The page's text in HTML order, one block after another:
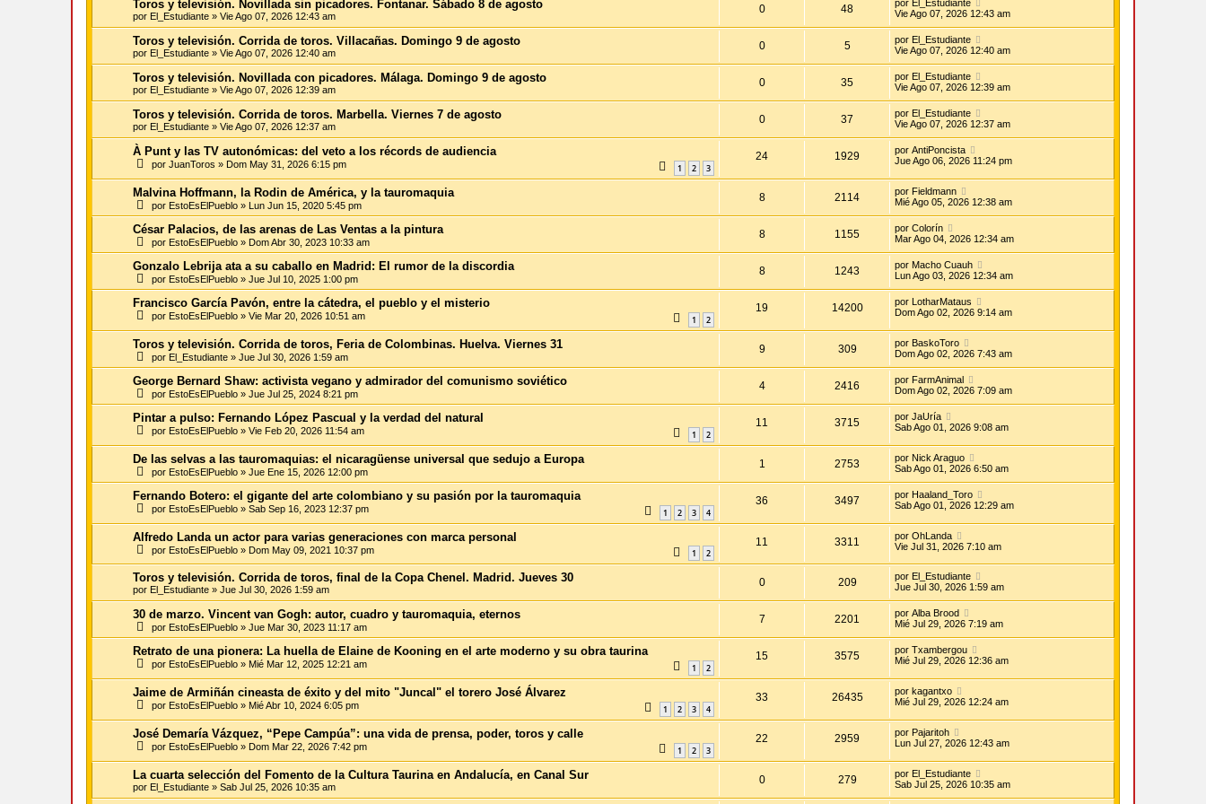
Toros y televisión. Novillada sin picadores. Fontanar. Sábado 8 de agosto
por El_Estudiante » Vie Ago 07, 2026 12:43 am
0 48 por El_Estudiante
Vie Ago 07, 2026 12:43 am
Toros y televisión. Corrida de toros. Villacañas. Domingo 9 de agosto
por El_Estudiante » Vie Ago 07, 2026 12:40 am
0 5 por El_Estudiante
Vie Ago 07, 2026 12:40 am
Toros y televisión. Novillada con picadores. Málaga. Domingo 9 de agosto
por El_Estudiante » Vie Ago 07, 2026 12:39 am
0 35 por El_Estudiante
Vie Ago 07, 2026 12:39 am
Toros y televisión. Corrida de toros. Marbella. Viernes 7 de agosto
por El_Estudiante » Vie Ago 07, 2026 12:37 am
0 37 por El_Estudiante
Vie Ago 07, 2026 12:37 am
À Punt y las TV autonómicas: del veto a los récords de audiencia
por JuanToros » Dom May 31, 2026 6:15 pm 1 2 3
24 1929 por AntiPoncista
Jue Ago 06, 2026 11:24 pm
Malvina Hoffmann, la Rodin de América, y la tauromaquia
por EstoEsElPueblo » Lun Jun 15, 2020 5:45 pm
8 2114 por Fieldmann
Mié Ago 05, 2026 12:38 am
César Palacios, de las arenas de Las Ventas a la pintura
por EstoEsElPueblo » Dom Abr 30, 2023 10:33 am
8 1155 por Colorín
Mar Ago 04, 2026 12:34 am
Gonzalo Lebrija ata a su caballo en Madrid: El rumor de la discordia
por EstoEsElPueblo » Jue Jul 10, 2025 1:00 pm
8 1243 por Macho Cuauh
Lun Ago 03, 2026 12:34 am
Francisco García Pavón, entre la cátedra, el pueblo y el misterio
por EstoEsElPueblo » Vie Mar 20, 2026 10:51 am 1 2
19 14200 por LotharMataus
Dom Ago 02, 2026 9:14 am
Toros y televisión. Corrida de toros, Feria de Colombinas. Huelva. Viernes 31
por El_Estudiante » Jue Jul 30, 2026 1:59 am
9 309 por BaskoToro
Dom Ago 02, 2026 7:43 am
George Bernard Shaw: activista vegano y admirador del comunismo soviético
por EstoEsElPueblo » Jue Jul 25, 2024 8:21 pm
4 2416 por FarmAnimal
Dom Ago 02, 2026 7:09 am
Pintar a pulso: Fernando López Pascual y la verdad del natural
por EstoEsElPueblo » Vie Feb 20, 2026 11:54 am 1 2
11 3715 por JaUría
Sab Ago 01, 2026 9:08 am
De las selvas a las tauromaquias: el nicaragüense universal que sedujo a Europa
por EstoEsElPueblo » Jue Ene 15, 2026 12:00 pm
1 2753 por Nick Araguo
Sab Ago 01, 2026 6:50 am
Fernando Botero: el gigante del arte colombiano y su pasión por la tauromaquia
por EstoEsElPueblo » Sab Sep 16, 2023 12:37 pm 1 2 3 4
36 3497 por Haaland_Toro
Sab Ago 01, 2026 12:29 am
Alfredo Landa un actor para varias generaciones con marca personal
por EstoEsElPueblo » Dom May 09, 2021 10:37 pm 1 2
11 3311 por OhLanda
Vie Jul 31, 2026 7:10 am
Toros y televisión. Corrida de toros, final de la Copa Chenel. Madrid. Jueves 30
por El_Estudiante » Jue Jul 30, 2026 1:59 am
0 209 por El_Estudiante
Jue Jul 30, 2026 1:59 am
30 de marzo. Vincent van Gogh: autor, cuadro y tauromaquia, eternos
por EstoEsElPueblo » Jue Mar 30, 2023 11:17 am
7 2201 por Alba Brood
Mié Jul 29, 2026 7:19 am
Retrato de una pionera: La huella de Elaine de Kooning en el arte moderno y su obra taurina
por EstoEsElPueblo » Mié Mar 12, 2025 12:21 am 1 2
15 3575 por Txambergou
Mié Jul 29, 2026 12:36 am
Jaime de Armiñán cineasta de éxito y del mito "Juncal" el torero José Álvarez
por EstoEsElPueblo » Mié Abr 10, 2024 6:05 pm 1 2 3 4
33 26435 por kagantxo
Mié Jul 29, 2026 12:24 am
José Demaría Vázquez, “Pepe Campúa”: una vida de prensa, poder, toros y calle
por EstoEsElPueblo » Dom Mar 22, 2026 7:42 pm 1 2 3
22 2959 por Pajaritoh
Lun Jul 27, 2026 12:43 am
La cuarta selección del Fomento de la Cultura Taurina en Andalucía, en Canal Sur
por El_Estudiante » Sab Jul 25, 2026 10:35 am
0 279 por El_Estudiante
Sab Jul 25, 2026 10:35 am